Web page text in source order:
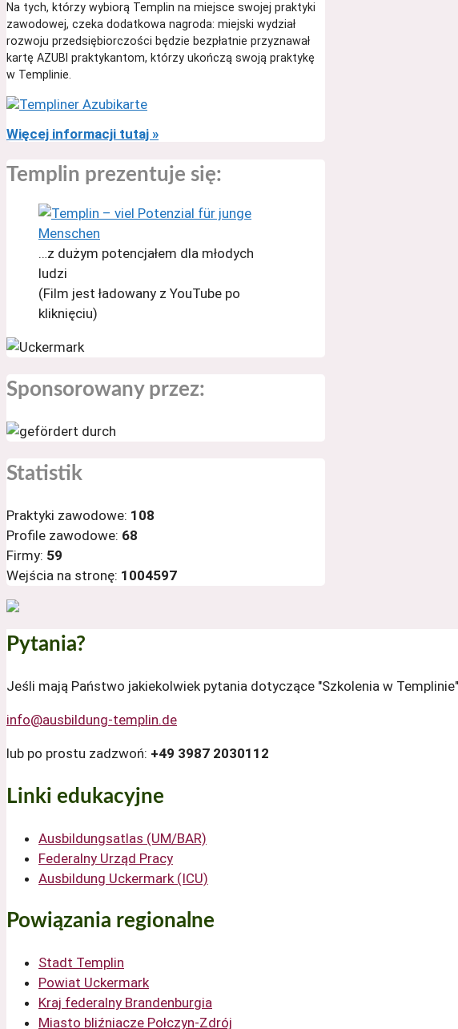
Na tych, którzy wybiorą Templin na miejsce swojej praktyki
zawodowej, czeka dodatkowa nagroda: miejski wydział
rozwoju przedsiębiorczości będzie bezpłatnie przyznawał
kartę AZUBI praktykantom, którzy ukończą swoją praktykę
w Templinie.
Więcej informacji tutaj »
Templin prezentuje się:
…z dużym potencjałem dla młodych
ludzi
(Film jest ładowany z YouTube po
kliknięciu)
Sponsorowany przez:
Statistik
Praktyki zawodowe: 108
Profile zawodowe: 68
Firmy: 59
Wejścia na stronę: 1004597
Pytania?
Jeśli mają Państwo jakiekolwiek pytania dotyczące "Szkolenia w
info@ausbildung-templin.de
lub po prostu zadzwoń: +49 3987 2030112
Linki edukacyjne
Ausbildungsatlas (UM/BAR)
Federalny Urząd Pracy
Ausbildung Uckermark (ICU)
Powiązania regionalne
Stadt Templin
Powiat Uckermark
Kraj federalny Brandenburgia
Miasto bliźniacze Połczyn-Zdrój